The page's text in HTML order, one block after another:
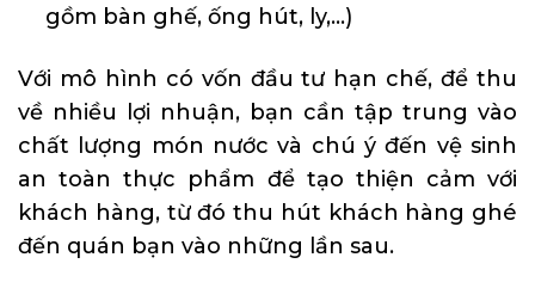
gồm bàn ghế, ống hút, ly,…)
Với mô hình có vốn đầu tư hạn chế, để thu
về nhiều lợi nhuận, bạn cần tập trung vào
chất lượng món nước và chú ý đến vệ sinh
an toàn thực phẩm để tạo thiện cảm với
khách hàng, từ đó thu hút khách hàng ghé
đến quán bạn vào những lần sau.